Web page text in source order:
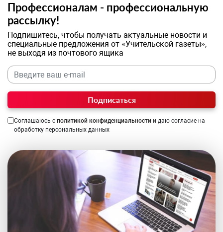
Профессионалам - профессиональную
рассылку!
Подпишитесь, чтобы получать актуальные новости и
специальные предложения от «Учительской газеты»,
не выходя из почтового ящика
Подписаться
Соглашаюсь с политикой конфиденциальности и даю согласие на
обработку персональных данных